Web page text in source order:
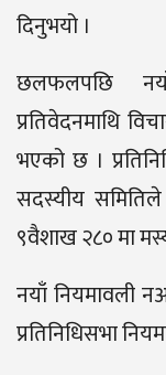
दिनुभयो ।
छलफलपछि
प्रतिवेदनमाथि
भएको छ ।
सदस्यीय
९वैशाख २८० मा
नयाँ नियमावली
प्रतिनिधिसभा